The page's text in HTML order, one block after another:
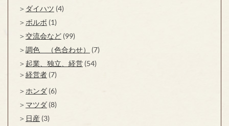
ダイハツ (4)
ボルボ (1)
交流会など (99)
調色 （色合わせ）
(7)
起業、独立、経営 (54)
経営者 (7)
ホンダ (6)
マツダ (8)
日産 (3)